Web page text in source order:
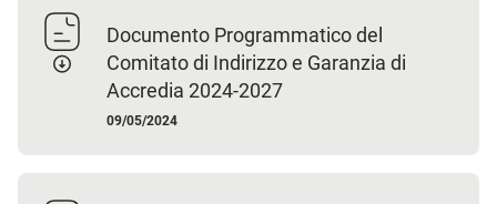
Documento Programmatico del
Comitato di Indirizzo e Garanzia di
Accredia 2024-2027
09/05/2024